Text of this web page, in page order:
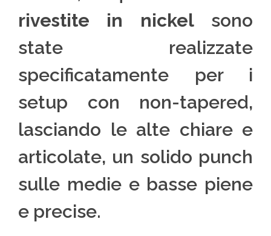
rivestite in nickelsono
state realizzate
specificatamente per i
setup con non-tapered,
lasciando le alte chiare e
articolate, un solido punch
sulle medie e basse piene
e precise.